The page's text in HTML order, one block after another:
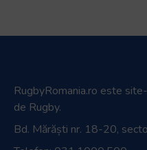
RugbyRomania.ro este
de Rugby.
Bd. Mărăști nr. 18-20,